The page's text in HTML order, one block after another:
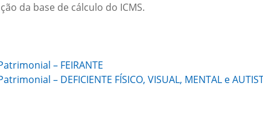
da base de cálculo do ICMS.
– FEIRANTE
– DEFICIENTE FÍSICO, VISUAL, MENTAL e